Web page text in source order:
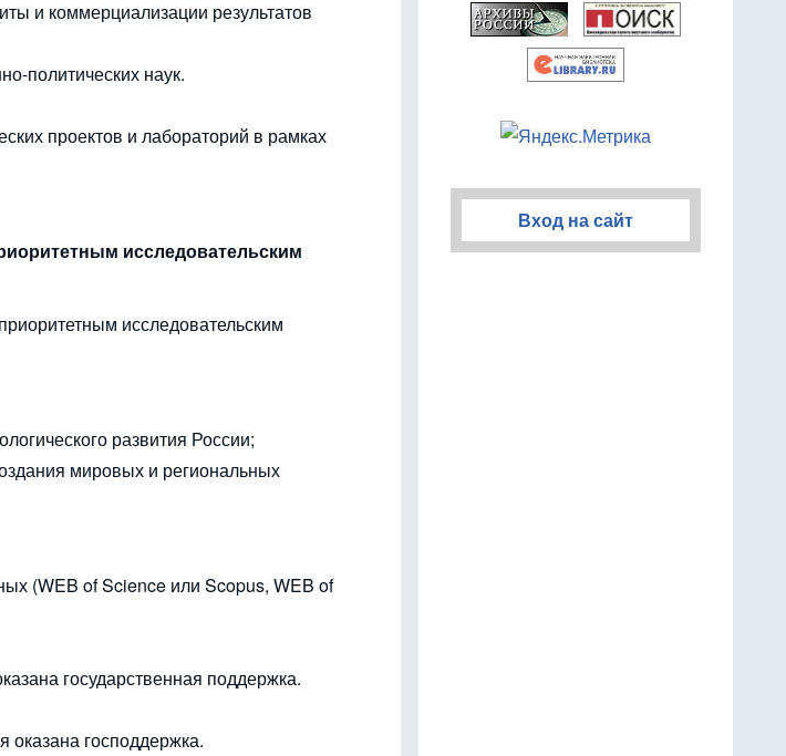
и коммерциализации результатов
политических наук.
проектов и лабораторий в рамках
исследовательским
исследовательским
развития России;
мировых и региональных
(WEB of Science или Scopus, WEB of
государственная поддержка.
господдержка.
Вход на сайт